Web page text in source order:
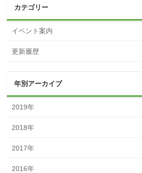
カテゴリー
イベント案内
更新履歴
年別アーカイブ
2019年
2018年
2017年
2016年